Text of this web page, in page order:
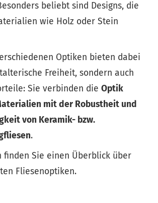
beliebt sind Designs, die
wie Holz oder Stein
Optiken bieten dabei
Freiheit, sondern auch
Sie verbinden die Optik
mit der Robustheit und
von Keramik- bzw.
.
finden Sie einen Überblick über
Fliesenoptiken.